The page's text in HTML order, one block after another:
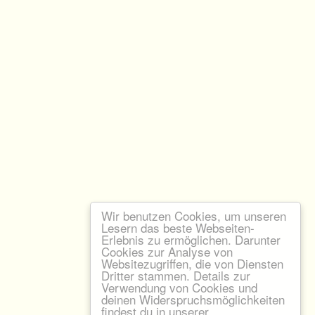
Wir benutzen Cookies, um unseren
Lesern das beste Webseiten-
Erlebnis zu ermöglichen. Darunter
Cookies zur Analyse von
Websitezugriffen, die von Diensten
Dritter stammen. Details zur
Verwendung von Cookies und
deinen Widerspruchsmöglichkeiten
findest du in unserer